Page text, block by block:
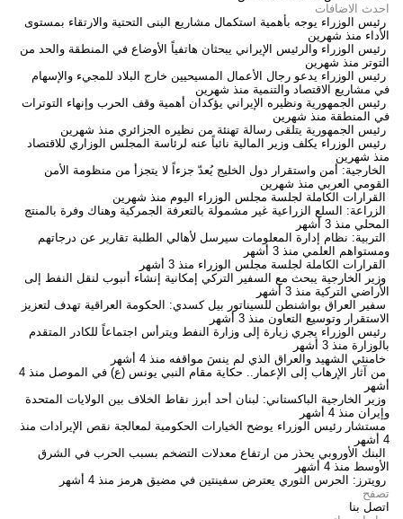
احدث الاضافات
رئيس الوزراء يوجه بأهمية استكمال مشاريع البنى التحتية والارتقاء بمستوى
الأداء منذ شهرين
رئيس الوزراء والرئيس الإيراني يبحثان هاتفياً الأوضاع في المنطقة والحد من
التوتر منذ شهرين
رئيس الوزراء يدعو رجال الأعمال المسيحيين خارج البلاد للمجيء والإسهام
في مشاريع الاقتصاد والتنمية منذ شهرين
رئيس الجمهورية ونظيره الإيراني يؤكدان أهمية وقف الحرب وإنهاء التوترات
في المنطقة منذ شهرين
رئيس الجمهورية يتلقى رسالة تهنئة من نظيره الجزائري منذ شهرين
رئيس الوزراء يكلف وزير المالية نائباً عنه لرئاسة المجلس الوزاري للاقتصاد
منذ شهرين
الخارجية: أمن واستقرار دول الخليج يُعدّ جزءاً لا يتجزأ من منظومة الأمن
القومي العربي منذ شهرين
القرارات الكاملة لجلسة مجلس الوزراء اليوم منذ شهرين
الزراعة: السلع الزراعية غير مشمولة بالتعرفة الجمركية وهناك وفرة بالمنتج
المحلي منذ 3 أشهر
التربية: نظام إدارة المعلومات سيرسل لأهالي الطلبة تقارير عن درجاتهم
ومستواهم العلمي منذ 3 أشهر
القرارات الكاملة لجلسة مجلس الوزراء منذ 3 أشهر
وزير الخارجية يبحث مع السفير التركي إمكانية إنشاء أنبوب لنقل النفط إلى
الأراضي التركية منذ 3 أشهر
سفير العراق بواشنطن للسيناتور بيل كسدي: الحكومة العراقية تهدف لتعزيز
الاستقرار وتوسيع التعاون منذ 3 أشهر
رئيس الوزراء يجري زيارة إلى وزارة النفط ويترأس اجتماعاً للكادر المتقدم
بالوزارة منذ 3 أشهر
خامنئي الشهيد والعراق الذي لم ينسَ مواقفه منذ 4 أشهر
من آثار الإرهاب إلى الإعمار.. حكاية مقام النبي يونس (ع) في الموصل
منذ 4
أشهر
وزير الخارجية الباكستاني: لبنان أحد أبرز نقاط الخلاف بين الولايات المتحدة
وإيران منذ 4 أشهر
مستشار رئيس الوزراء يوضح الخيارات الحكومية لمعالجة نقص الإيرادات منذ
4 أشهر
البنك الأوروبي يحذر من ارتفاع معدلات التضخم بسبب الحرب في الشرق
الأوسط منذ 4 أشهر
رويترز: الحرس الثوري يعترض سفينتين في مضيق هرمز منذ 4 أشهر
تصفح
اتصل بنا